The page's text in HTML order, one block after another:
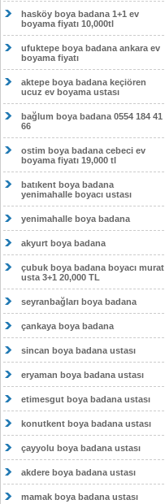
hasköy boya badana 1+1 ev
boyama fiyatı 10,000tl
ufuktepe boya badana ankara ev
boyama fiyatı
aktepe boya badana keçiören
ucuz ev boyama ustası
bağlum boya badana 0554 184 41
66
ostim boya badana cebeci ev
boyama fiyatı 19,000 tl
batıkent boya badana
yenimahalle boyacı ustası
yenimahalle boya badana
akyurt boya badana
çubuk boya badana boyacı murat
usta 3+1 20,000 TL
seyranbağları boya badana
çankaya boya badana
sincan boya badana ustası
eryaman boya badana ustası
etimesgut boya badana ustası
konutkent boya badana ustası
çayyolu boya badana ustası
akdere boya badana ustası
mamak boya badana ustası